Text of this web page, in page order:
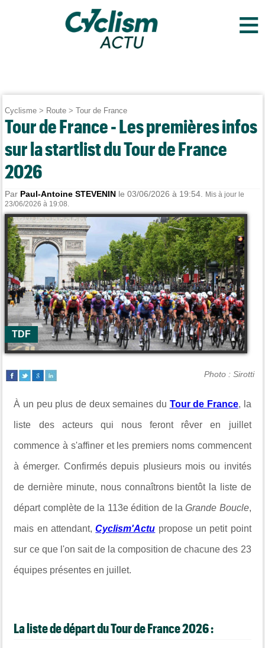
≡
Cyclisme > Route >Tour de France
Tour de France - Les premières infos
sur la startlist du Tour de France
2026
Par Paul-Antoine STEVENIN le 03/06/2026 à 19:54.
Mis à jour le
23/06/2026 à 19:08.
TDF
Photo : Sirotti
À un peu plus de deux semaines du Tour de France, la
liste des acteurs qui nous feront rêver en juillet
commence à s'affiner et les premiers noms commencent
à émerger. Confirmés depuis plusieurs mois ou invités
de dernière minute, nous connaîtrons bientôt la liste de
départ complète de la 113e édition de laGrande Boucle,
mais en attendant,Cyclism'Actu propose un petit point
sur ce que l'on sait de la composition de chacune des 23
équipes présentes en juillet.
La liste de départ du Tour de France 2026 :